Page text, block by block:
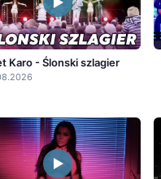
Karo - Ślonski szlagier